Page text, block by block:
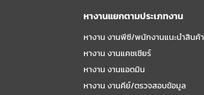
หางานแยกตามประเภทงาน
หางาน งานพีซี/พนักงานแนะนําสินค้า
หางาน งานแคชเชียร์
หางาน งานแอดมิน
หางาน งานคีย์/ตรวจสอบข้อมูล